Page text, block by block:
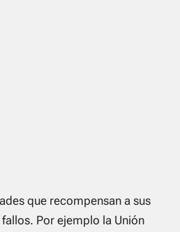
que recompensan a sus
Por ejemplo la Unión